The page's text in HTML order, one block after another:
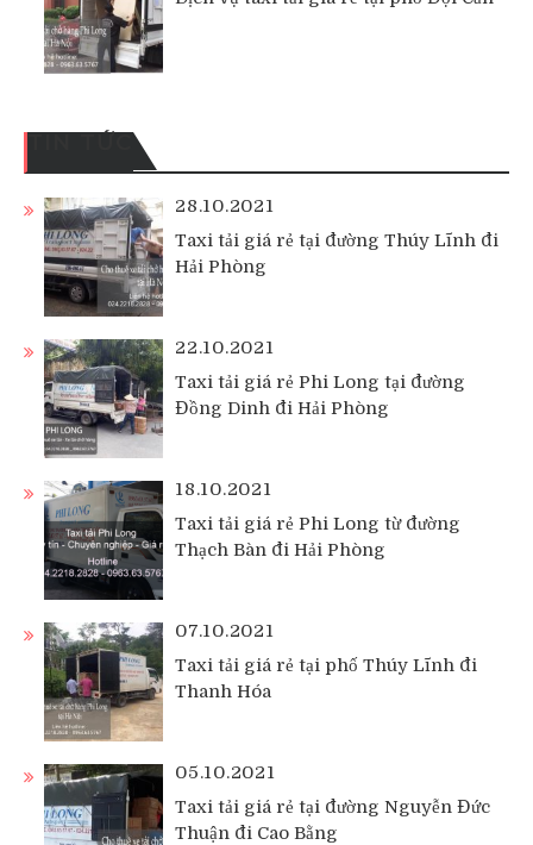
TIN TỨC
28.10.2021
Taxi tải giá rẻ tại đường Thúy Lĩnh đi
Hải Phòng
22.10.2021
Taxi tải giá rẻ Phi Long tại đường
Đồng Dinh đi Hải Phòng
18.10.2021
Taxi tải giá rẻ Phi Long từ đường
Thạch Bàn đi Hải Phòng
07.10.2021
Taxi tải giá rẻ tại phố Thúy Lĩnh đi
Thanh Hóa
05.10.2021
Taxi tải giá rẻ tại đường Nguyễn Đức
Thuận đi Cao Bằng